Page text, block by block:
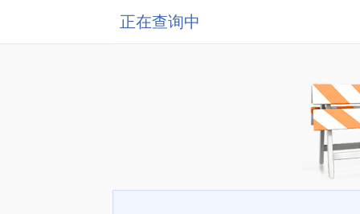
正在查询中